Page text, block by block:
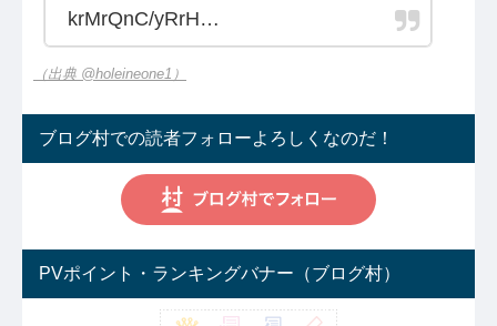
krMrQnC/yRrH…
（出典 @holeineone1）
ブログ村での読者フォローよろしくなのだ！
PVポイント・ランキングバナー（ブログ村）